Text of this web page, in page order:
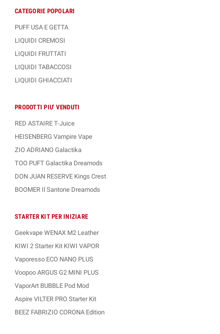
CATEGORIE POPOLARI
PUFF USA E GETTA
LIQUIDI CREMOSI
LIQUIDI FRUTTATI
LIQUIDI TABACCOSI
LIQUIDI GHIACCIATI
PRODOTTI PIU' VENDUTI
RED ASTAIRE T-Juice
HEISENBERG Vampire Vape
ZIO ADRIANO Galactika
TOO PUFT Galactika Dreamods
DON JUAN RESERVE Kings Crest
BOOMER Il Santone Dreamods
STARTER KIT PER INIZIARE
Geekvape WENAX M2 Leather
KIWI 2 Starter Kit KIWI VAPOR
Vaporesso ECO NANO PLUS
Voopoo ARGUS G2 MINI PLUS
VaporArt BUBBLE Pod Mod
Aspire VILTER PRO Starter Kit
BEEZ FABRIZIO CORONA Edition